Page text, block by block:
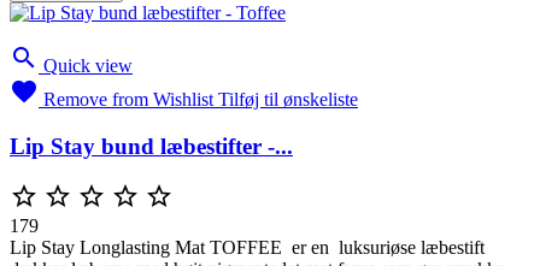
 Quick view
 Remove from Wishlist Tilføj til ønskeliste
Lip Stay bund læbestifter -...
    
179
Lip Stay Longlasting Mat TOFFEE er en luksuriøse læbestift